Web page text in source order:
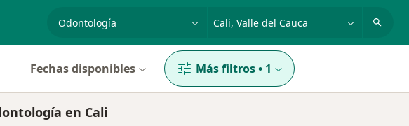
especialidad, enfermedad o nombre
Fechas disponibles Más filtros• 1
en Cali